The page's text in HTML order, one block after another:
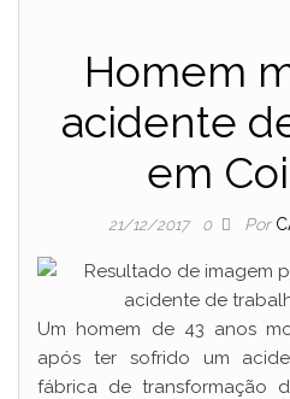
Homem
acidente
em
21/12/2017 0 Por
Um homem de 43 anos
após ter sofrido um
fábrica de transformação